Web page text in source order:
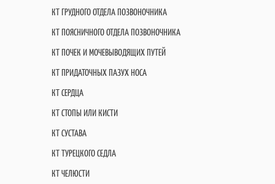
КТ ГРУДНОГО ОТДЕЛА ПОЗВОНОЧНИКА
КТ ПОЯСНИЧНОГО ОТДЕЛА ПОЗВОНОЧНИКА
КТ ПОЧЕК И МОЧЕВЫВОДЯЩИХ ПУТЕЙ
КТ ПРИДАТОЧНЫХ ПАЗУХ НОСА
КТ СЕРДЦА
КТ СТОПЫ ИЛИ КИСТИ
КТ СУСТАВА
КТ ТУРЕЦКОГО СЕДЛА
КТ ЧЕЛЮСТИ